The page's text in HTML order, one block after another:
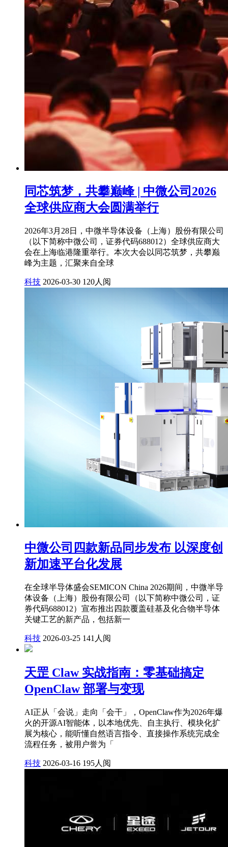
同芯筑梦，共攀巅峰 | 中微公司2026
全球供应商大会圆满举行
2026年3月28日，中微半导体设备（上海）股份有限公司
（以下简称中微公司，证券代码688012）全球供应商大
会在上海临港隆重举行。本次大会以同芯筑梦，共攀巅
峰为主题，汇聚来自全球
科技 2026-03-30 120人阅
中微公司四款新品同步发布 以深度创
新加速平台化发展
在全球半导体盛会SEMICON China 2026期间，中微半导
体设备（上海）股份有限公司（以下简称中微公司，证
券代码688012）宣布推出四款覆盖硅基及化合物半导体
关键工艺的新产品，包括新一
科技 2026-03-25 141人阅
天罡 Claw 实战指南：零基础搞定
OpenClaw 部署与变现
AI正从「会说」走向「会干」，OpenClaw作为2026年爆
火的开源AI智能体，以本地优先、自主执行、模块化扩
展为核心，能听懂自然语言指令、直接操作系统完成全
流程任务，被用户誉为「
科技 2026-03-16 195人阅